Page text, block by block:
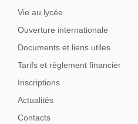
Vie au lycée
Ouverture internationale
Documents et liens utiles
Tarifs et règlement financier
Inscriptions
Actualités
Contacts